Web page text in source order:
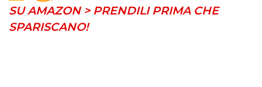
SU AMAZON > PRENDILI PRIMA CHE
SPARISCANO!